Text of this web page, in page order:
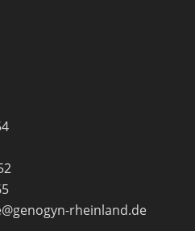
rheinland.de